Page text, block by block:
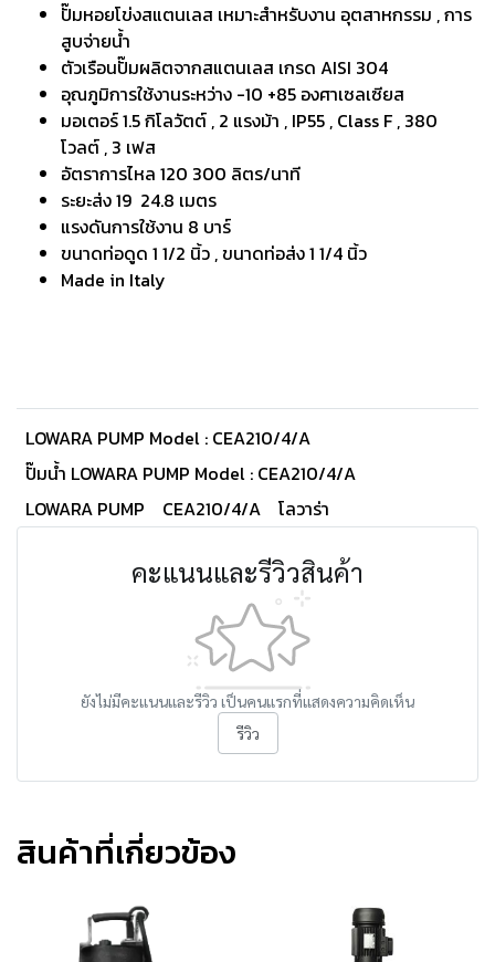
ปั๊มหอยโข่งสแตนเลส เหมาะสำหรับงาน อุตสาหกรรม , การ
สูบจ่ายน้ำ
ตัวเรือนปั๊มผลิตจากสแตนเลส เกรด AISI 304
อุณภูมิการใช้งานระหว่าง -10 +85 องศาเซลเซียส
มอเตอร์ 1.5 กิโลวัตต์ , 2 แรงม้า , IP55 , Class F , 380
โวลต์ , 3 เฟส
อัตราการไหล 120 300 ลิตร/นาที
ระยะส่ง 19 24.8 เมตร
แรงดันการใช้งาน 8 บาร์
ขนาดท่อดูด 1 1/2 นิ้ว , ขนาดท่อส่ง 1 1/4 นิ้ว
Made in Italy
LOWARA PUMP Model : CEA210/4/A
ปั๊มน้ำ LOWARA PUMP Model : CEA210/4/A
LOWARA PUMP
CEA210/4/A โลวาร่า
คะแนนและรีวิวสินค้า
ยังไม่มีคะแนนและรีวิว เป็นคนแรกที่แสดงความคิดเห็น
รีวิว
สินค้าที่เกี่ยวข้อง